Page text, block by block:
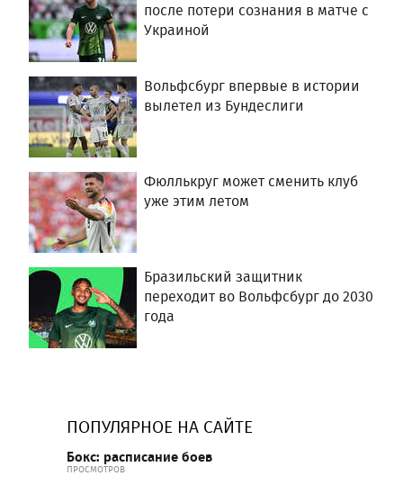
после потери сознания в матче с
Украиной
Вольфсбург впервые в истории
вылетел из Бундеслиги
Фюллькруг может сменить клуб
уже этим летом
Бразильский защитник
переходит во Вольфсбург до 2030
года
ПОПУЛЯРНОЕ НА САЙТЕ
Бокс: расписание боев
ПРОСМОТРОВ